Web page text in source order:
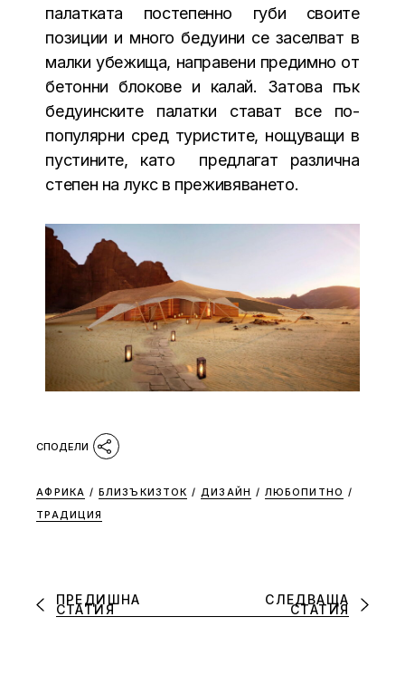
палатката постепенно губи своите
позиции и много бедуини се заселват в
малки убежища, направени предимно от
бетонни блокове и калай. Затова пък
бедуинските палатки стават все по-
популярни сред туристите, нощуващи в
пустините, като предлагат различна
степен на лукс в преживяването.
АФРИКА / БЛИЗЪКИЗТОК / ДИЗАЙН / ЛЮБОПИТНО /
ТРАДИЦИЯ
ПРЕДИШНА
СТАТИЯ
СЛЕДВАЩА
СТАТИЯ